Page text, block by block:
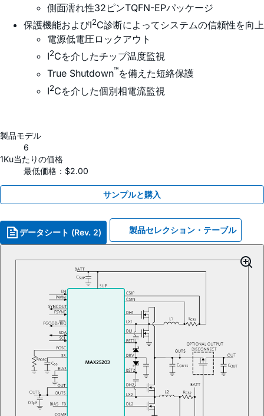
側面濡れ性32ピンTQFN-EPパッケージ
保護機能およびI2C診断によってシステムの信頼性を向上
電源低電圧ロックアウト
I2Cを介したチップ温度監視
True Shutdown™を備えた短絡保護
I2Cを介した個別相電流監視
製品モデル
6
1Ku当たりの価格
最低価格：$2.00
サンプルと購入
データシート (Rev. 2) 製品セレクション・テーブル